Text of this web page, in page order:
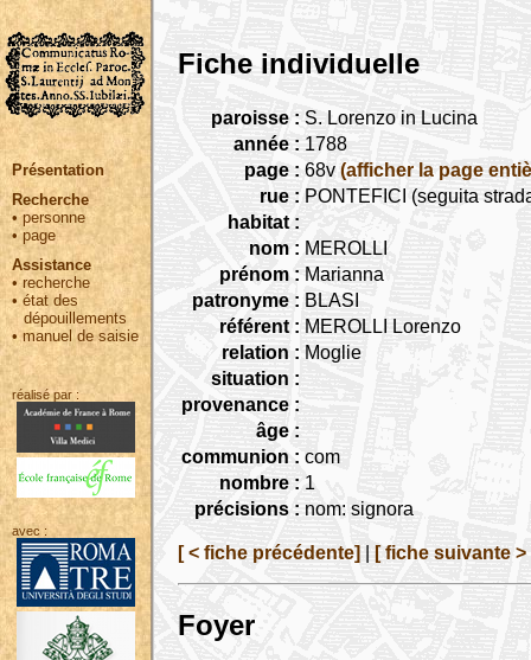
Présentation
Recherche
• personne
•page
Assistance
• recherche
•état des
dépouillements
•manuel de saisie
réalisé par :
avec :
Fiche individuelle
paroisse : S. Lorenzo in Lucina
année : 1788
page : 68v (afficher la page
rue : PONTEFICI (seguita
habitat :
nom : MEROLLI
prénom : Marianna
patronyme : BLASI
référent : MEROLLI Lorenzo
relation : Moglie
situation :
provenance :
âge :
communion : com
nombre : 1
précisions : nom: signora
[ < fiche précédente] [ fiche suivante >
Foyer